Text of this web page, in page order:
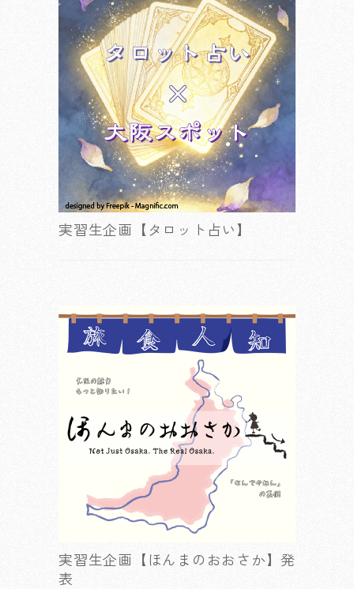
実習生企画【タロット占い】
実習生企画【ほんまのおおさか】発
表